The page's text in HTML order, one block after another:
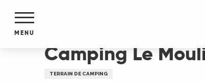
contenu
MENU
Camping Le
TERRAIN DE CAMPING